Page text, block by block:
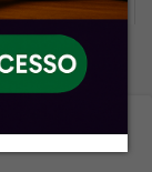
,PÚBLICO